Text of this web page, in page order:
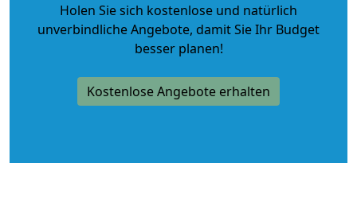
Holen Sie sich kostenlose und natürlich
unverbindliche Angebote, damit Sie Ihr Budget
besser planen!
Kostenlose Angebote erhalten